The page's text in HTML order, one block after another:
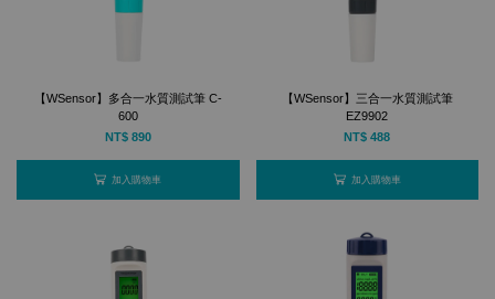
【WSensor】多合一水質測試筆 C-
600
NT$ 890
加入購物車
【WSensor】三合一水質測試筆
EZ9902
NT$ 488
加入購物車